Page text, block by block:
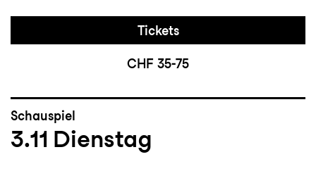
Tickets
CHF 35-75
Schauspiel
3.11 Dienstag